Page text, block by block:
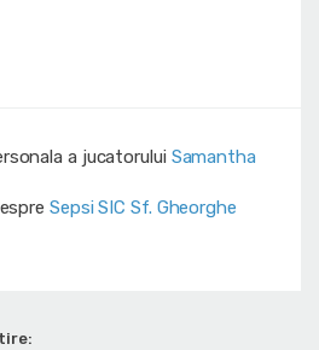
a jucatorului Samantha
Sepsi SIC Sf. Gheorghe